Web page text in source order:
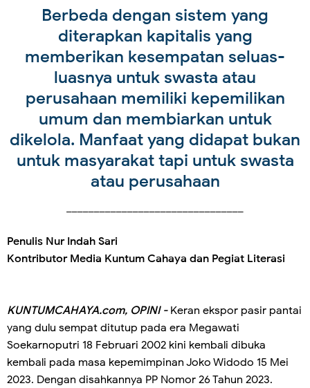
Berbeda dengan sistem yang
diterapkan kapitalis yang
memberikan kesempatan seluas-
luasnya untuk swasta atau
perusahaan memiliki kepemilikan
umum dan membiarkan untuk
dikelola. Manfaat yang didapat bukan
untuk masyarakat tapi untuk swasta
atau perusahaan
Penulis Nur Indah Sari
Kontributor Media Kuntum Cahaya dan Pegiat Literasi
KUNTUMCAHAYA.com, OPINI - Keran ekspor pasir pantai
yang dulu sempat ditutup pada era Megawati
Soekarnoputri 18 Februari 2002 kini kembali dibuka
kembali pada masa kepemimpinan Joko Widodo 15 Mei
2023. Dengan disahkannya PP Nomor 26 Tahun 2023.